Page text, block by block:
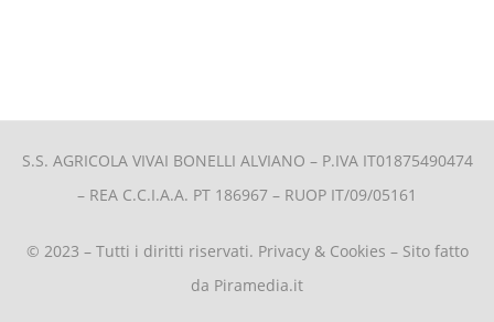
S.S. AGRICOLA VIVAI BONELLI ALVIANO – P.IVA IT01875490474
– REA C.C.I.A.A. PT 186967 – RUOP IT/09/05161
© 2023 – Tutti i diritti riservati. Privacy & Cookies – Sito fatto
da Piramedia.it